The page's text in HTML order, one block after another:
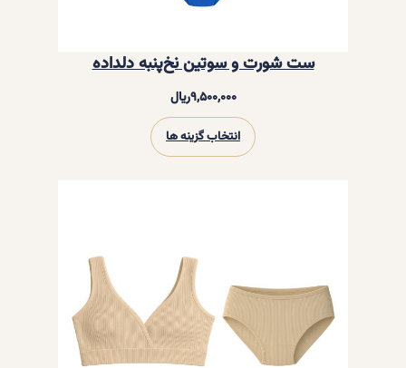
ست شورت و سوتین نخ‌پنبه دلداده
۹,۵۰۰,۰۰۰ریال
انتخاب گزینه ها